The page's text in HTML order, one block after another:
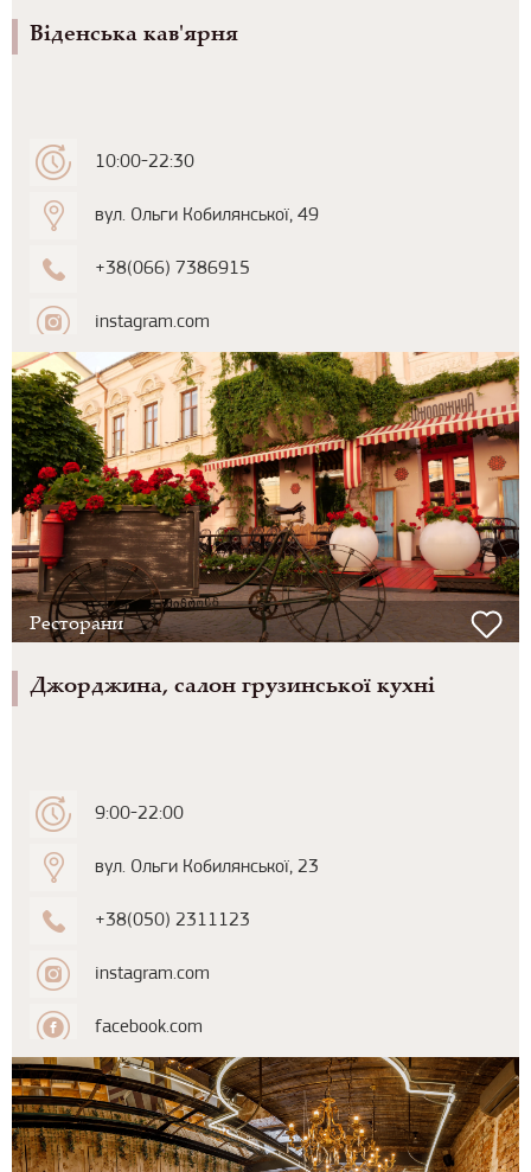
Віденська кав'ярня
10:00-22:30
вул. Ольги Кобилянської, 49
+38(066) 7386915
instagram.com
Ресторани
Джорджина, салон грузинської кухні
9:00-22:00
вул. Ольги Кобилянської, 23
+38(050) 2311123
instagram.com
facebook.com